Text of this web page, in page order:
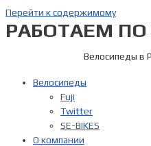
Перейти к содержимому
РАБОТАЕМ ПО
Велосипеды в
Велосипеды
Fuji
Twitter
SE-BIKES
О компании